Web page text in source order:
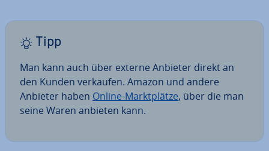
Tipp
Man kann auch über externe Anbieter direkt an
den Kunden verkaufen. Amazon und andere
Anbieter haben Online-Markt­plät­ze, über die man
seine Waren anbieten kann.